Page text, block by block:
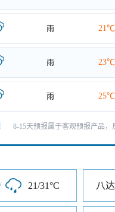
雨 21℃
雨 23℃
雨 25℃
8-15天预报属于客观预报产品
21/31°C 八